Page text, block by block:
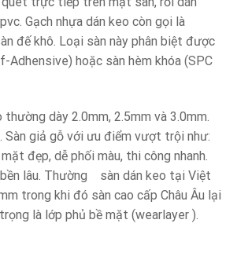
Gạch nhựa dán keo còn gọi là
đế khô. Loại sàn này phân biệt được
Adhensive) hoặc sàn hèm khóa (SPC
thường dày 2.0mm, 2.5mm và 3.0mm.
Sàn giả gỗ với ưu điểm vượt trội như:
đẹp, dễ phối màu, thi công nhanh.
lâu. Thường sàn dán keo tại Việt
trong khi đó sàn cao cấp Châu Âu lại
là lớp phủ bề mặt (wearlayer ).